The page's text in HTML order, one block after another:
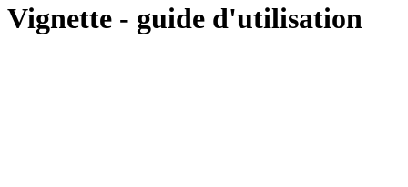
Vignette - guide d'utilisation